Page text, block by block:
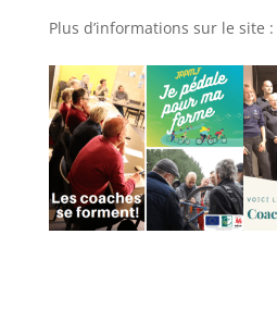
Plus d’informations sur le site :